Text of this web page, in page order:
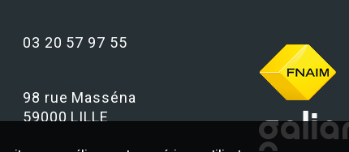
03 20 57 97 55
98 rue Masséna
59000 LILLE